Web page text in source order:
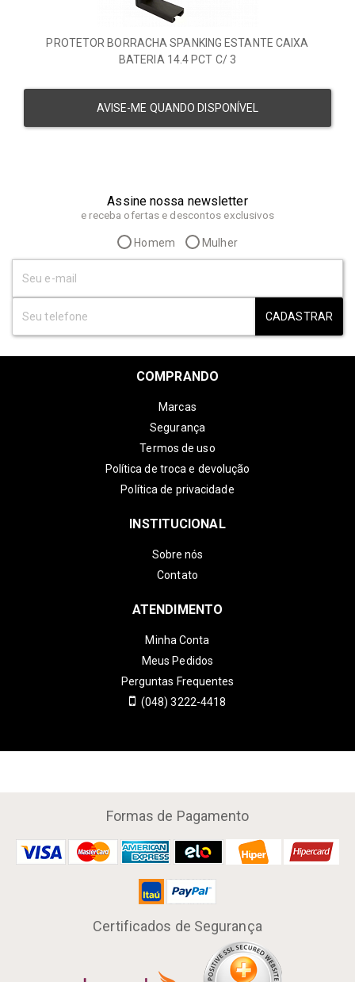
PROTETOR BORRACHA SPANKING ESTANTE CAIXA
BATERIA 14.4 PCT C/ 3
AVISE-ME QUANDO DISPONÍVEL
Assine nossa newsletter
e receba ofertas e descontos exclusivos
Homem Mulher
CADASTRAR
COMPRANDO
Marcas
Segurança
Termos de uso
Política de troca e devolução
Política de privacidade
INSTITUCIONAL
Sobre nós
Contato
ATENDIMENTO
Minha Conta
Meus Pedidos
Perguntas Frequentes
(048) 3222-4418
Formas de Pagamento
Certificados de Segurança